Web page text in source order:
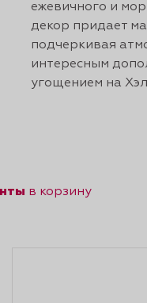
ежевичного и
декор придает
подчеркивая
интересным
угощением на
в корзину